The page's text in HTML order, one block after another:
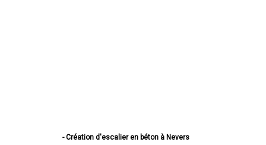
- Création d'escalier en béton à Nevers